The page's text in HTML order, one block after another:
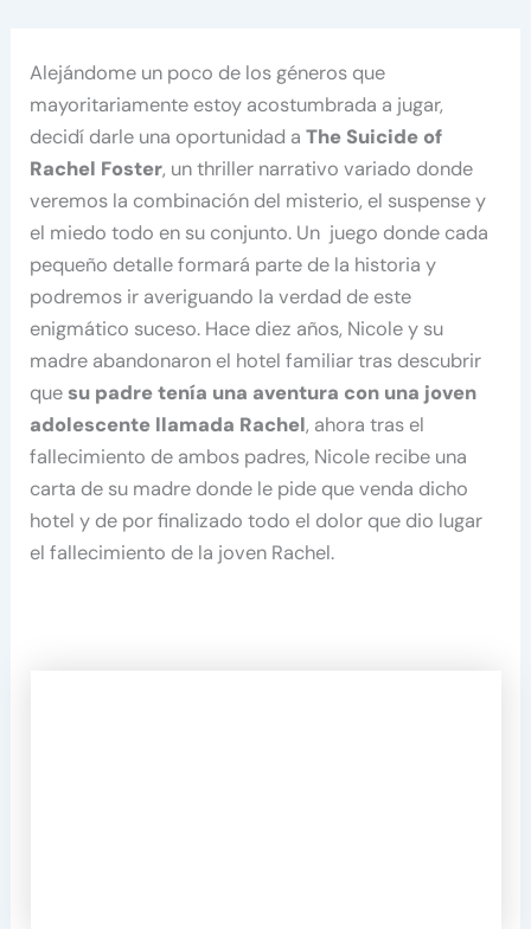
Alejándome un poco de los géneros que
mayoritariamente estoy acostumbrada a jugar,
decidí darle una oportunidad aThe Suicide of
Rachel Foster, un thriller narrativo variado donde
veremos la combinación del misterio, el suspense y
el miedo todo en su conjunto. Un juego donde cada
pequeño detalle formará parte de la historia y
podremos ir averiguando la verdad de este
enigmático suceso. Hace diez años, Nicole y su
madre abandonaron el hotel familiar tras descubrir
quesu padre tenía una aventura con una joven
adolescente llamada Rachel, ahora tras el
fallecimiento de ambos padres, Nicole recibe una
carta de su madre donde le pide que venda dicho
hotel y de por finalizado todo el dolor que dio lugar
el fallecimiento de la joven Rachel.